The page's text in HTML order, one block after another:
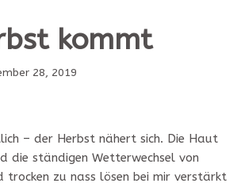
kommt
28, 2019
– der Herbst nähert sich. Die Haut
die ständigen Wetterwechsel von
zu nass lösen bei mir verstärkt